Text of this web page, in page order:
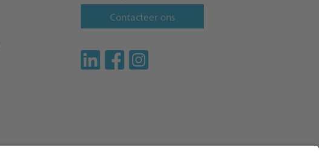
Contacteer ons
LinkedInFacebookInstagram